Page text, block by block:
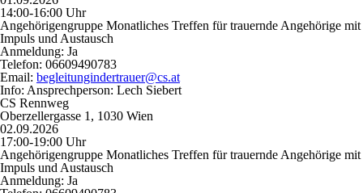
14:00-16:00 Uhr
Angehörigengruppe Monatliches Treffen für trauernde Angehörige mit
Impuls und Austausch
Anmeldung: Ja
Telefon: 06609490783
Email: begleitungindertrauer@cs.at
Info: Ansprechperson: Lech Siebert
CS Rennweg
Oberzellergasse 1, 1030 Wien
02.09.2026
17:00-19:00 Uhr
Angehörigengruppe Monatliches Treffen für trauernde Angehörige mit
Impuls und Austausch
Anmeldung: Ja